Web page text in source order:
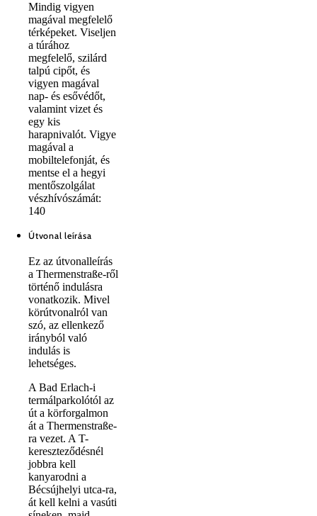
Mindig vigyen
magával megfelelő
térképeket. Viseljen
a túrához
megfelelő, szilárd
talpú cipőt, és
vigyen magával
nap- és esővédőt,
valamint vizet és
egy kis
harapnivalót. Vigye
magával a
mobiltelefonját, és
mentse el a hegyi
mentőszolgálat
vészhívószámát:
140
Útvonal leírása
Ez az útvonalleírás
a Thermenstraße-ről
történő indulásra
vonatkozik. Mivel
körútvonalról van
szó, az ellenkező
irányból való
indulás is
lehetséges.
A Bad Erlach-i
termálparkolótól az
út a körforgalmon
át a Thermenstraße-
ra vezet. A T-
kereszteződésnél
jobbra kell
kanyarodni a
Bécsújhelyi utca-ra,
át kell kelni a vasúti